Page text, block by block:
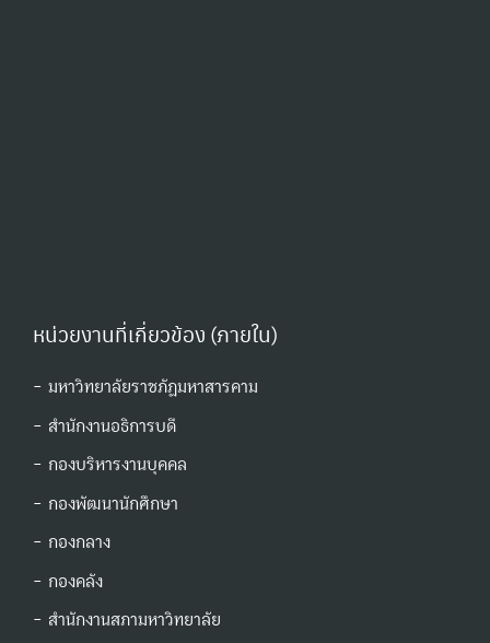
หน่วยงานที่เกี่ยวข้อง (ภายใน)
- มหาวิทยาลัยราชภัฏมหาสารคาม
- สำนักงานอธิการบดี
- กองบริหารงานบุคคล
- กองพัฒนานักศึกษา
- กองกลาง
- กองคลัง
- สำนักงานสภามหาวิทยาลัย